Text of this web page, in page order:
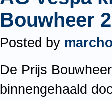
Bouwheer
Posted by
De Prijs
binnengehaald